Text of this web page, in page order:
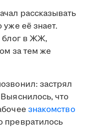
рассказывать
её знает.
блог в ЖЖ,
за тем же
застрял
что
знакомство
превратилось